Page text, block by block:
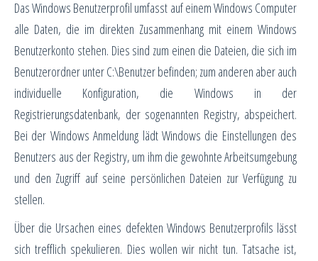
Das Windows Benutzerprofil umfasst auf einem Windows Computer
alle Daten, die im direkten Zusammenhang mit einem Windows
Benutzerkonto stehen. Dies sind zum einen die Dateien, die sich im
Benutzerordner unter C:\Benutzer befinden; zum anderen aber auch
individuelle Konfiguration, die Windows in der
Registrierungsdatenbank, der sogenannten Registry, abspeichert.
Bei der Windows Anmeldung lädt Windows die Einstellungen des
Benutzers aus der Registry, um ihm die gewohnte Arbeitsumgebung
und den Zugriff auf seine persönlichen Dateien zur Verfügung zu
stellen.
Über die Ursachen eines defekten Windows Benutzerprofils lässt
sich trefflich spekulieren. Dies wollen wir nicht tun. Tatsache ist,